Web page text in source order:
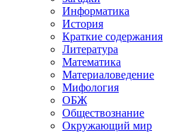
Информатика
История
Краткие содержания
Литература
Математика
Материаловедение
Мифология
ОБЖ
Обществознание
Окружающий мир